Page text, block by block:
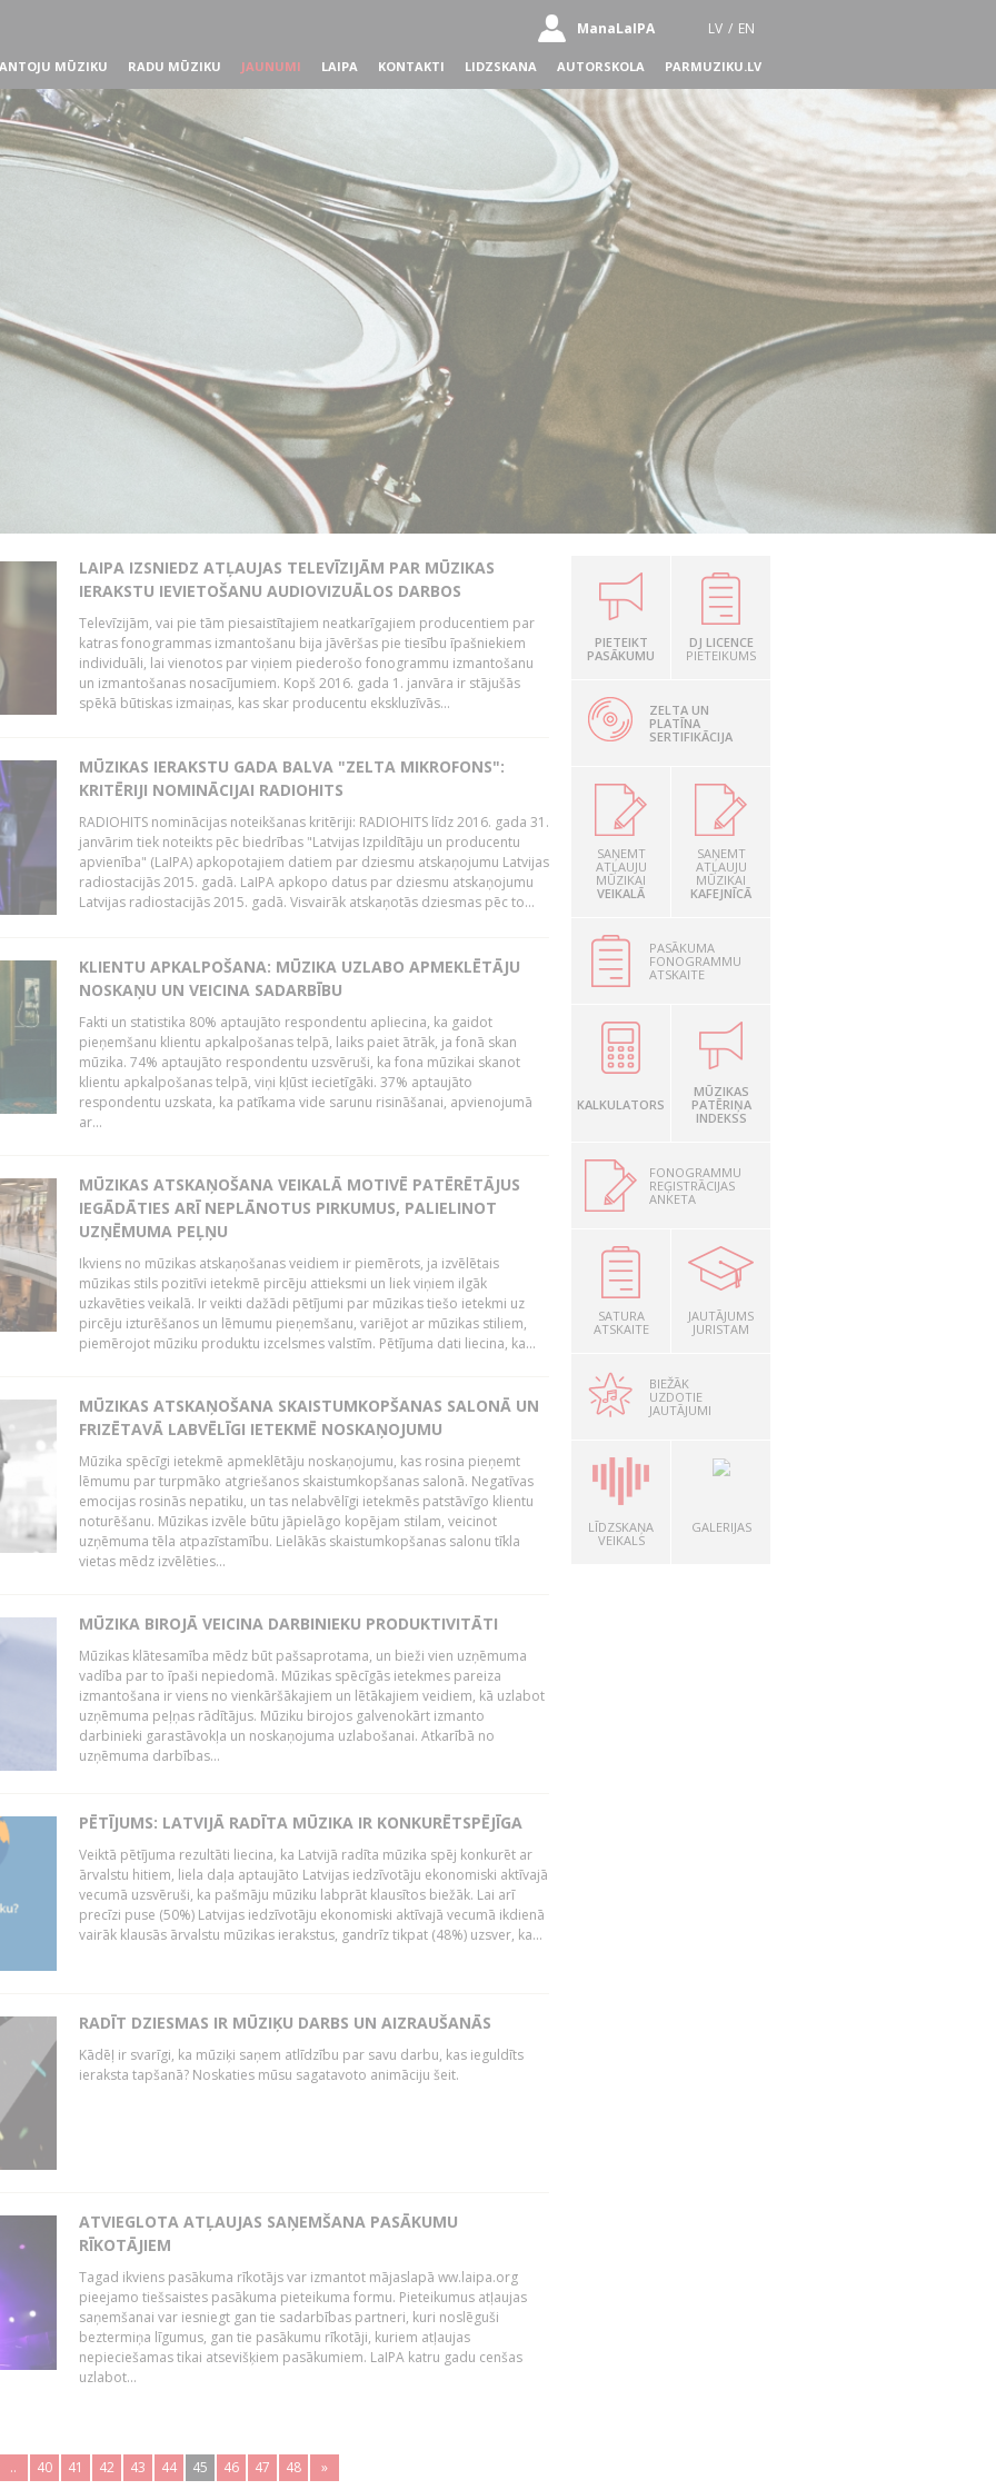
ManaLaIPA LV / EN
MŪZIKU RADU MŪZIKU JAUNUMI LAIPA KONTAKTI LIDZSKANA AUTORSKOLA PARMUZIKU.LV
LAIPA IZSNIEDZ ATĻAUJAS TELEVĪZIJĀM PAR MŪZIKAS
IERAKSTU IEVIETOŠANU AUDIOVIZUĀLOS DARBOS
Televīzijām, vai pie tām piesaistītajiem neatkarīgajiem producentiem par
katras fonogrammas izmantošanu bija jāvēršas pie tiesību īpašniekiem
individuāli, lai vienotos par viņiem piederošo fonogrammu izmantošanu
un izmantošanas nosacījumiem. Kopš 2016. gada 1. janvāra ir stājušās
spēkā būtiskas izmaiņas, kas skar producentu ekskluzīvās...
MŪZIKAS IERAKSTU GADA BALVA "ZELTA MIKROFONS":
KRITĒRIJI NOMINĀCIJAI RADIOHITS
RADIOHITS nominācijas noteikšanas kritēriji: RADIOHITS līdz 2016. gada 31.
janvārim tiek noteikts pēc biedrības "Latvijas Izpildītāju un producentu
apvienība" (LaIPA) apkopotajiem datiem par dziesmu atskaņojumu Latvijas
radiostacijās 2015. gadā. LaIPA apkopo datus par dziesmu atskaņojumu
Latvijas radiostacijās 2015. gadā. Visvairāk atskaņotās dziesmas pēc to...
KLIENTU APKALPOŠANA: MŪZIKA UZLABO APMEKLĒTĀJU
NOSKAŅU UN VEICINA SADARBĪBU
Fakti un statistika 80% aptaujāto respondentu apliecina, ka gaidot
pieņemšanu klientu apkalpošanas telpā, laiks paiet ātrāk, ja fonā skan
mūzika. 74% aptaujāto respondentu uzsvēruši, ka fona mūzikai skanot
klientu apkalpošanas telpā, viņi kļūst iecietīgāki. 37% aptaujāto
respondentu uzskata, ka patīkama vide sarunu risināšanai, apvienojumā
ar...
MŪZIKAS ATSKAŅOŠANA VEIKALĀ MOTIVĒ PATĒRĒTĀJUS
IEGĀDĀTIES ARĪ NEPLĀNOTUS PIRKUMUS, PALIELINOT
UZŅĒMUMA PEĻŅU
Ikviens no mūzikas atskaņošanas veidiem ir piemērots, ja izvēlētais
mūzikas stils pozitīvi ietekmē pircēju attieksmi un liek viņiem ilgāk
uzkavēties veikalā. Ir veikti dažādi pētījumi par mūzikas tiešo ietekmi uz
pircēju izturēšanos un lēmumu pieņemšanu, variējot ar mūzikas stiliem,
piemērojot mūziku produktu izcelsmes valstīm. Pētījuma dati liecina, ka...
MŪZIKAS ATSKAŅOŠANA SKAISTUMKOPŠANAS SALONĀ UN
FRIZĒTAVĀ LABVĒLĪGI IETEKMĒ NOSKAŅOJUMU
Mūzika spēcīgi ietekmē apmeklētāju noskaņojumu, kas rosina pieņemt
lēmumu par turpmāko atgriešanos skaistumkopšanas salonā. Negatīvas
emocijas rosinās nepatiku, un tas nelabvēlīgi ietekmēs patstāvīgo klientu
noturēšanu. Mūzikas izvēle būtu jāpielāgo kopējam stilam, veicinot
uzņēmuma tēla atpazīstamību. Lielākās skaistumkopšanas salonu tīkla
vietas mēdz izvēlēties...
MŪZIKA BIROJĀ VEICINA DARBINIEKU PRODUKTIVITĀTI
Mūzikas klātesamība mēdz būt pašsaprotama, un bieži vien uzņēmuma
vadība par to īpaši nepiedomā. Mūzikas spēcīgās ietekmes pareiza
izmantošana ir viens no vienkāršākajiem un lētākajiem veidiem, kā uzlabot
uzņēmuma peļņas rādītājus. Mūziku birojos galvenokārt izmanto
darbinieki garastāvokļa un noskaņojuma uzlabošanai. Atkarībā no
uzņēmuma darbības...
PĒTĪJUMS: LATVIJĀ RADĪTA MŪZIKA IR KONKURĒTSPĒJĪGA
Veiktā pētījuma rezultāti liecina, ka Latvijā radīta mūzika spēj konkurēt ar
ārvalstu hitiem, liela daļa aptaujāto Latvijas iedzīvotāju ekonomiski aktīvajā
vecumā uzsvēruši, ka pašmāju mūziku labprāt klausītos biežāk. Lai arī
precīzi puse (50%) Latvijas iedzīvotāju ekonomiski aktīvajā vecumā ikdienā
vairāk klausās ārvalstu mūzikas ierakstus, gandrīz tikpat (48%) uzsver, ka...
RADĪT DZIESMAS IR MŪZIĶU DARBS UN AIZRAUŠANĀS
Kādēļ ir svarīgi, ka mūziķi saņem atlīdzību par savu darbu, kas ieguldīts
ieraksta tapšanā? Noskaties mūsu sagatavoto animāciju šeit.
ATVIEGLOTA ATĻAUJAS SAŅEMŠANA PASĀKUMU
RĪKOTĀJIEM
Tagad ikviens pasākuma rīkotājs var izmantot mājaslapā ww.laipa.org
pieejamo tiešsaistes pasākuma pieteikuma formu. Pieteikumus atļaujas
saņemšanai var iesniegt gan tie sadarbības partneri, kuri noslēguši
beztermiņa līgumus, gan tie pasākumu rīkotāji, kuriem atļaujas
nepieciešamas tikai atsevišķiem pasākumiem. LaIPA katru gadu cenšas
uzlabot...
.. 40 41 42 43 44 45 46 47 48 »
PIETEIKT
PASĀKUMU
DJ LICENCE
PIETEIKUMS
ZELTA UN
PLATĪNA
SERTIFIKĀCIJA
SAŅEMT
ATĻAUJU
MŪZIKAI
VEIKALĀ
SAŅEMT
ATĻAUJU
MŪZIKAI
KAFEJNĪCĀ
PASĀKUMA
FONOGRAMMU
ATSKAITE
KALKULATORS
MŪZIKAS
PATĒRIŅA
INDEKSS
FONOGRAMMU
REĢISTRĀCIJAS
ANKETA
SATURA
ATSKAITE
JAUTĀJUMS
JURISTAM
BIEŽĀK
UZDOTIE
JAUTĀJUMI
LĪDZSKAŅA
VEIKALS
GALERIJAS